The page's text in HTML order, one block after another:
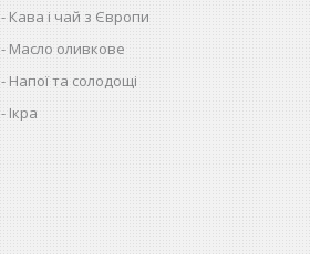
Кава і чай з Європи
Масло оливкове
Напої та солодощі
Ікра